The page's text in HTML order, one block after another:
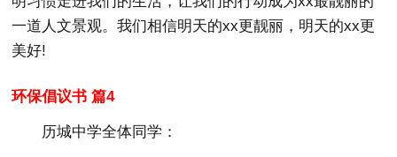
一道人文景观。我们相信明天的xx更靓丽，明天的xx更
美好!
环保倡议书 篇4
历城中学全体同学：